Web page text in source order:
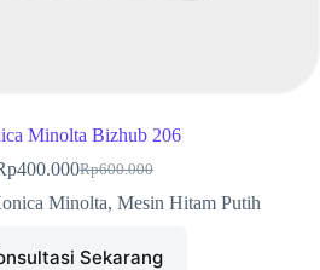
Minolta Bizhub 206
Rp600.000
400.000
Minolta, Mesin Hitam Putih
Sekarang